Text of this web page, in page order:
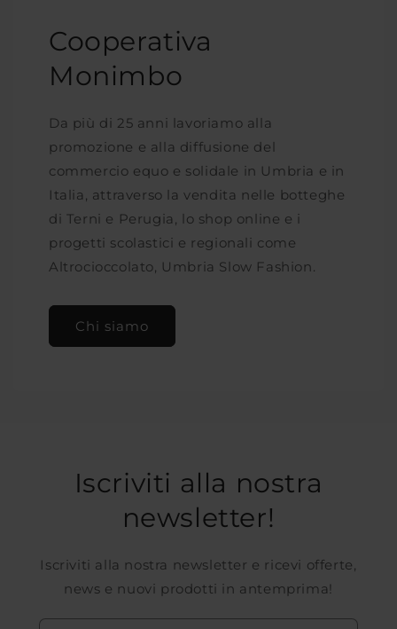
Cooperativa
Monimbo
Da più di 25 anni lavoriamo alla
promozione e alla diffusione del
commercio equo e solidale in Umbria e in
Italia, attraverso la vendita nelle botteghe
di Terni e Perugia, lo shop online e i
progetti scolastici e regionali come
Altrocioccolato, Umbria Slow Fashion.
Chi siamo
Iscriviti alla nostra
newsletter!
Iscriviti alla nostra newsletter e ricevi offerte,
news e nuovi prodotti in antemprima!